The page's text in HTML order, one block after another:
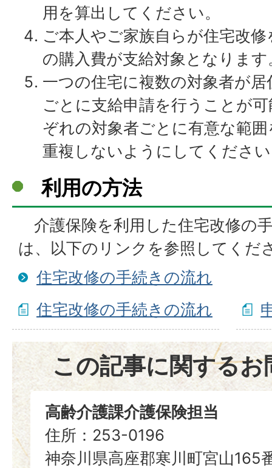
用を算出してください。
ご本人やご家族自らが住宅改
の購入費が支給対象となります
一つの住宅に複数の対象者が
ごとに支給申請を行うことが
ぞれの対象者ごとに有意な範
重複しないようにしてくださ
利用の方法
介護保険を利用した住宅改修の
は、以下のリンクを参照してくだ
住宅改修の手続きの流れ
住宅改修の手続きの流れ
この記事に関するお
高齢介護課介護保険担当
住所：253-0196
神奈川県高座郡寒川町宮山165